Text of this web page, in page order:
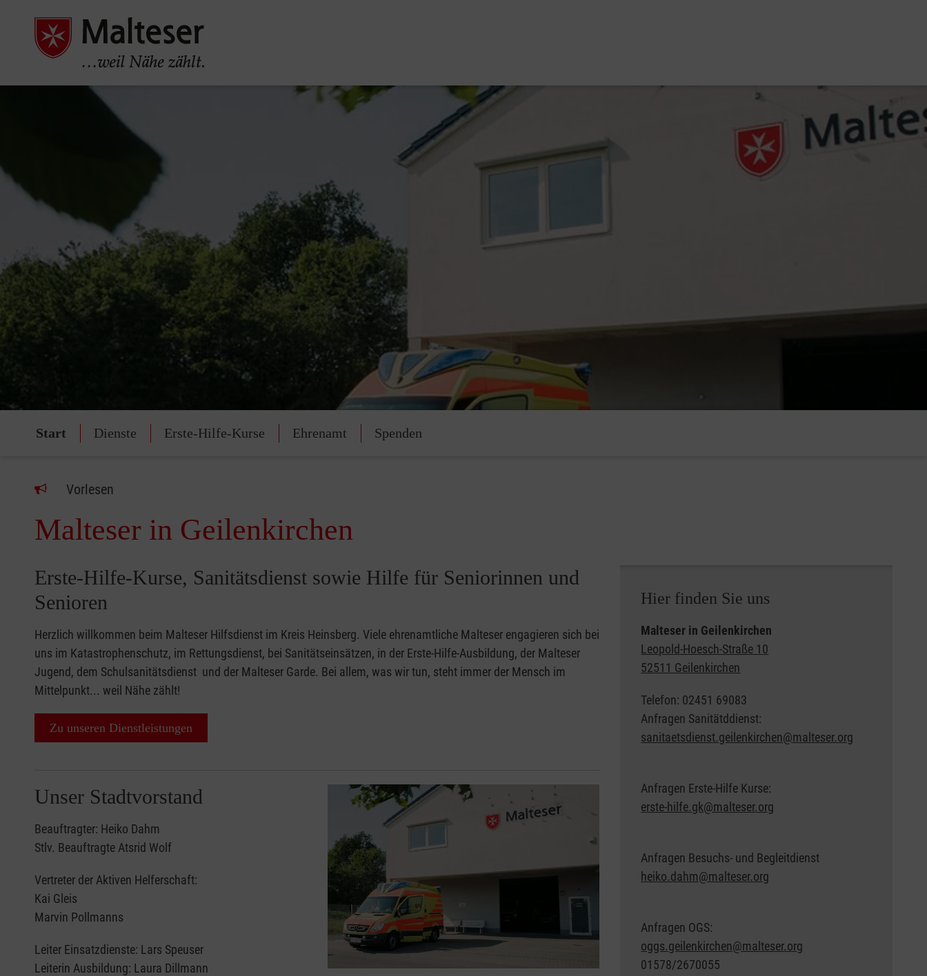
Start Dienste Erste-Hilfe-Kurse Ehrenamt Spenden
Vorlesen
Malteser in Geilenkirchen
Erste-Hilfe-Kurse, Sanitätsdienst sowie Hilfe für Seniorinnen und
Senioren
Herzlich willkommen beim Malteser Hilfsdienst im Kreis Heinsberg. Viele ehrenamtliche Malteser engagieren sich bei
uns im Katastrophenschutz, im Rettungsdienst, bei Sanitätseinsätzen, in der Erste-Hilfe-Ausbildung, der Malteser
Jugend, dem Schulsanitätsdienst und der Malteser Garde. Bei allem, was wir tun, steht immer der Mensch im
Mittelpunkt... weil Nähe zählt!
Zu unseren Dienstleistungen
Unser Stadtvorstand
Beauftragter: Heiko Dahm
Stlv. Beauftragte Atsrid Wolf
Vertreter der Aktiven Helferschaft:
Kai Gleis
Marvin Pollmanns
Leiter Einsatzdienste: Lars Speuser
Leiterin Ausbildung: Laura Dillmann
Hier finden Sie uns
Malteser in Geilenkirchen
Leopold-Hoesch-Straße 10
52511 Geilenkirchen
Telefon: 02451 69083
Anfragen Sanitätddienst:
sanitaetsdienst.geilenkirchen@malteser.org
Anfragen Erste-Hilfe Kurse:
erste-hilfe.gk@malteser.org
Anfragen Besuchs- und Begleitdienst
heiko.dahm@malteser.org
Anfragen OGS:
oggs.geilenkirchen@malteser.org
01578/2670055